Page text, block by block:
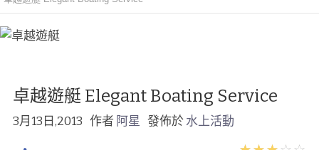
卓越遊艇 Elegant Boating Service
3月13日,2013 作者 阿星 發佈於水上活動